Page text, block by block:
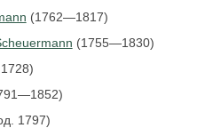
(1762—1817)
(1755—1830)
1797)